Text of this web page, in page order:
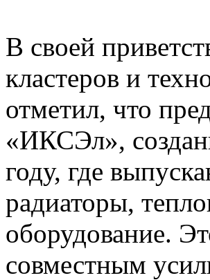
В своей
кластеров и
отметил, что
«ИКСЭл»,
году, где
радиаторы,
оборудование.
совместным